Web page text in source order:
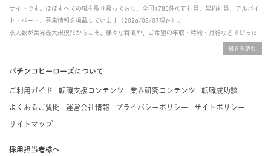
サイトです。ほぼすべての職を取り扱っており、全国1785件の正社員、契約社員、アルバイ
ト・パート、募集情報を掲載しています（2026/08/07現在）。
求人数が業界最大規模だからこそ、様々な特徴や、ご希望の年収・時給・月給などでぴった
掲載している求人は、すべて契約法人様から寄せられた正規の求人情報です。応募いただい
た内容はすぐに直接事業所に届くためスムーズに転職・復職できます。
パチンコヒーローズについて
ご利用ガイド 転職支援コンテンツ 業界研究コンテンツ 転職成功談
よくあるご質問 運営会社情報 プライバシーポリシー サイトポリシー
サイトマップ
採用担当者様へ